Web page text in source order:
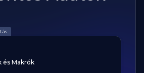
és Makrók